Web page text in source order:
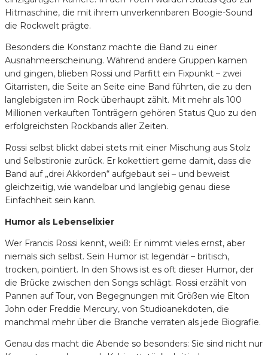
Hitmaschine, die mit ihrem unverkennbaren Boogie-Sound
die Rockwelt prägte.
Besonders die Konstanz machte die Band zu einer
Ausnahmeerscheinung. Während andere Gruppen kamen
und gingen, blieben Rossi und Parfitt ein Fixpunkt – zwei
Gitarristen, die Seite an Seite eine Band führten, die zu den
langlebigsten im Rock überhaupt zählt. Mit mehr als 100
Millionen verkauften Tonträgern gehören Status Quo zu den
erfolgreichsten Rockbands aller Zeiten.
Rossi selbst blickt dabei stets mit einer Mischung aus Stolz
und Selbstironie zurück. Er kokettiert gerne damit, dass die
Band auf „drei Akkorden“ aufgebaut sei – und beweist
gleichzeitig, wie wandelbar und langlebig genau diese
Einfachheit sein kann.
Humor als Lebenselixier
Wer Francis Rossi kennt, weiß: Er nimmt vieles ernst, aber
niemals sich selbst. Sein Humor ist legendär – britisch,
trocken, pointiert. In den Shows ist es oft dieser Humor, der
die Brücke zwischen den Songs schlägt. Rossi erzählt von
Pannen auf Tour, von Begegnungen mit Größen wie Elton
John oder Freddie Mercury, von Studioanekdoten, die
manchmal mehr über die Branche verraten als jede Biografie.
Genau das macht die Abende so besonders: Sie sind nicht nur